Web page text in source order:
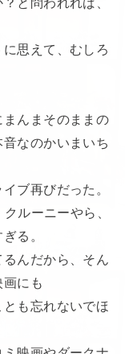
思えて、むしろ
んまそのままの
なのかいまいち
ブ再びだった。
ルーニーやら、
る。
んだから、そん
にも
も忘れないでほ